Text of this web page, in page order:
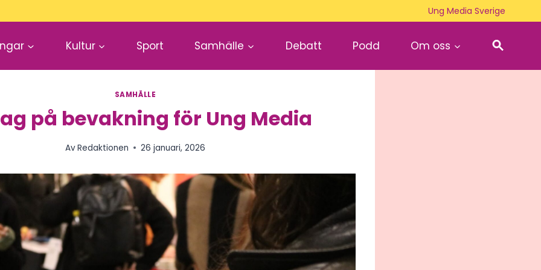
Ung Media Sverige
Kultur Sport Samhälle Debatt Podd Om oss
SAMHÄLLE
på bevakning för Ung Media
AvRedaktionen 26 januari, 2026